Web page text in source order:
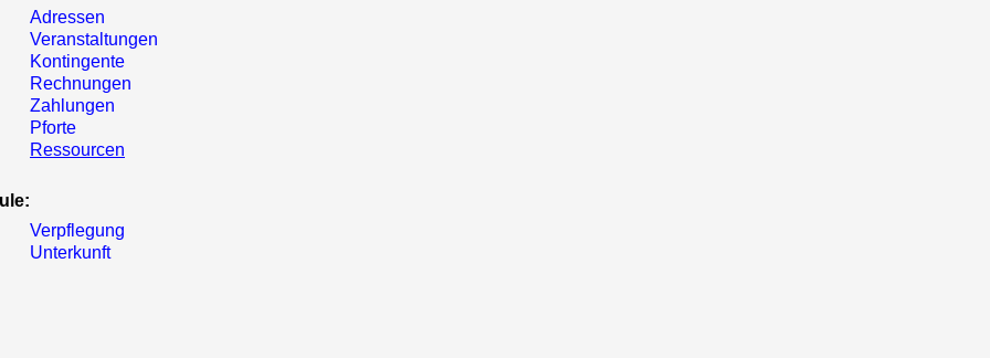
Adressen
Veranstaltungen
Kontingente
Rechnungen
Zahlungen
Pforte
Ressourcen
Verpflegung
Unterkunft